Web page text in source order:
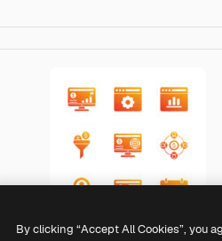
Generic gradient fill
By clicking “Accept All Cookies”, you